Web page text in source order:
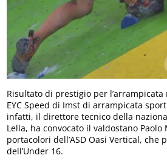
Risultato di prestigio per l’arrampicata
EYC Speed di Imst di arrampicata
infatti, il direttore tecnico della
Lella, ha convocato il valdostano Paolo
portacolori dell’ASD Oasi Vertical, che
dell’Under 16.